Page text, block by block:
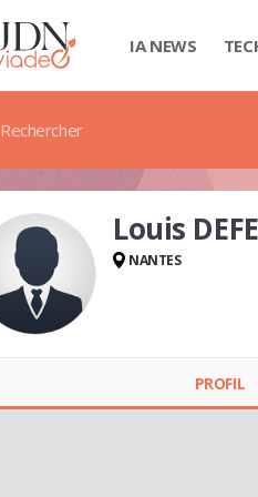
IA NEWS
Rechercher
Louis
NANTES
PROFIL